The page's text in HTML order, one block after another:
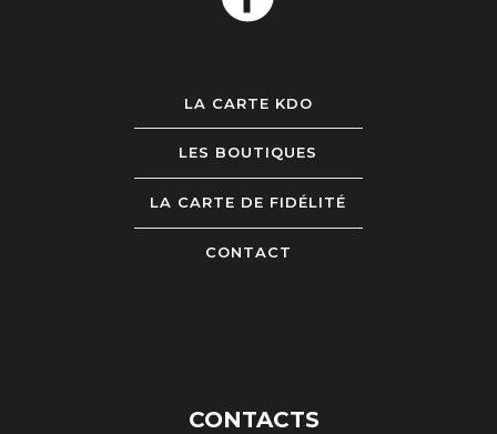
LA CARTE KDO
LES BOUTIQUES
LA CARTE DE FIDÉLITÉ
CONTACT
CONTACTS